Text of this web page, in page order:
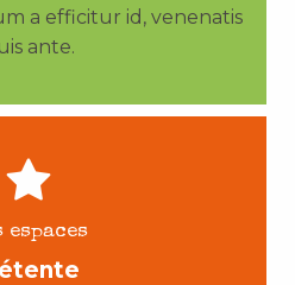
a efficitur id, venenatis
ante.
espaces